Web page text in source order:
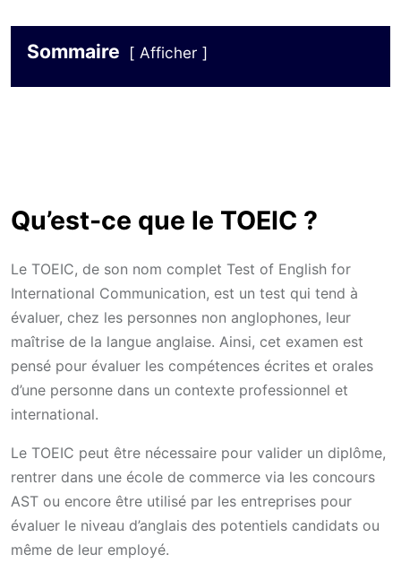
Sommaire Afficher
Qu’est-ce que le TOEIC ?
Le TOEIC, de son nom complet Test of English for
International Communication, est un test qui tend à
évaluer, chez les personnes non anglophones, leur
maîtrise de la langue anglaise. Ainsi, cet examen est
pensé pour évaluer les compétences écrites et orales
d’une personne dans un contexte professionnel et
international.
Le TOEIC peut être nécessaire pour valider un diplôme,
rentrer dans une école de commerce via les concours
AST ou encore être utilisé par les entreprises pour
évaluer le niveau d’anglais des potentiels candidats ou
même de leur employé.